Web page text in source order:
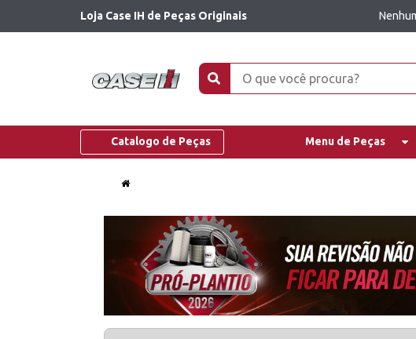
Loja Case IH de Peças Originais
Catalogo de Peças Menu de Peças